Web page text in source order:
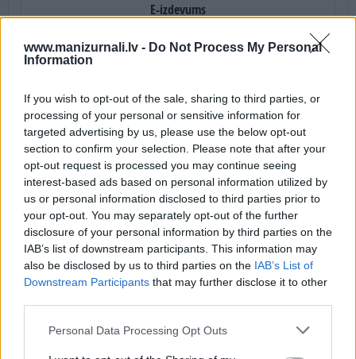
www.manizurnali.lv - Do Not Process My Personal
Information
If you wish to opt-out of the sale, sharing to third parties, or
processing of your personal or sensitive information for
targeted advertising by us, please use the below opt-out
section to confirm your selection. Please note that after your
opt-out request is processed you may continue seeing
interest-based ads based on personal information utilized by
us or personal information disclosed to third parties prior to
your opt-out. You may separately opt-out of the further
disclosure of your personal information by third parties on the
IAB’s list of downstream participants. This information may
also be disclosed by us to third parties on the IAB’s List of
Downstream Participants that may further disclose it to other
Personal Data Processing Opt Outs
E-izdevums
Abonēšanas perioda sākums:
Mēnešu skaits:
4 mēneši /13.60 Eur
3 izdevumi / 4.53 Eur par izdevumu *
*Visas cenas portālā ManiZurnali.lv norādītas € ar PVN.
Žurnālu izdevumu skaits var atšķirties, kā to nosaka Lietošanas
noteikumi